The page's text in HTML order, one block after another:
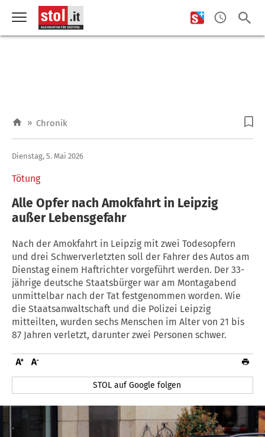
» Chronik
Tötung
Dienstag, 5. Mai 2026
Alle Opfer nach Amokfahrt in Leipzig
außer Lebensgefahr
Nach der Amokfahrt in Leipzig mit zwei Todesopfern
und drei Schwerverletzten soll der Fahrer des Autos am
Dienstag einem Haftrichter vorgeführt werden. Der 33-
jährige deutsche Staatsbürger war am Montagabend
unmittelbar nach der Tat festgenommen worden. Wie
die Staatsanwaltschaft und die Polizei Leipzig
mitteilten, wurden sechs Menschen im Alter von 21 bis
87 Jahren verletzt, darunter zwei Personen schwer.
STOL auf Google folgen